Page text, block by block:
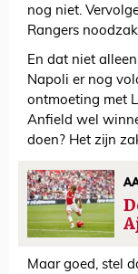
nog niet.
Rangers
En dat niet
Napoli er nog
ontmoeting met
Anfield wel
doen? Het zijn
Maar goed, stel